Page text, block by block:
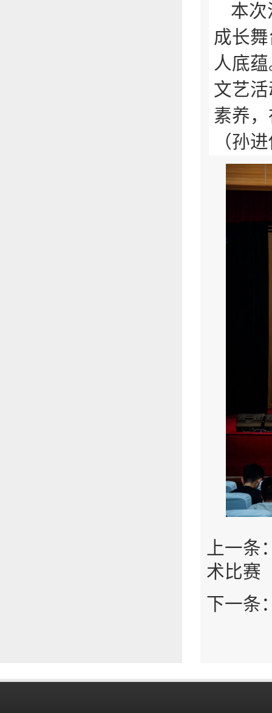
本次
成长
人底
文艺
素养
（孙
上一条
术比赛
下一条